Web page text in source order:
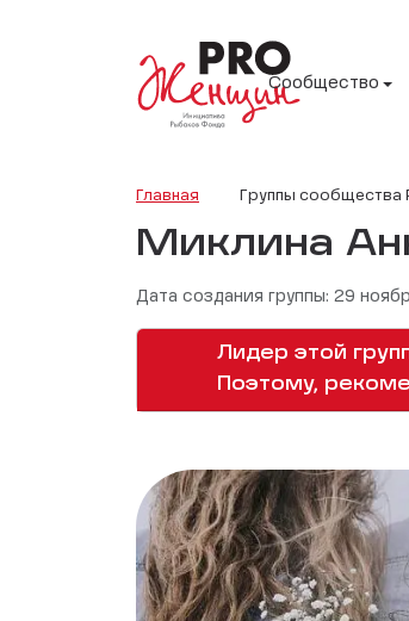
Сообщество
Главная Группы сообщества
Миклина
Дата создания группы: 29
Лидер этой
Поэтому,